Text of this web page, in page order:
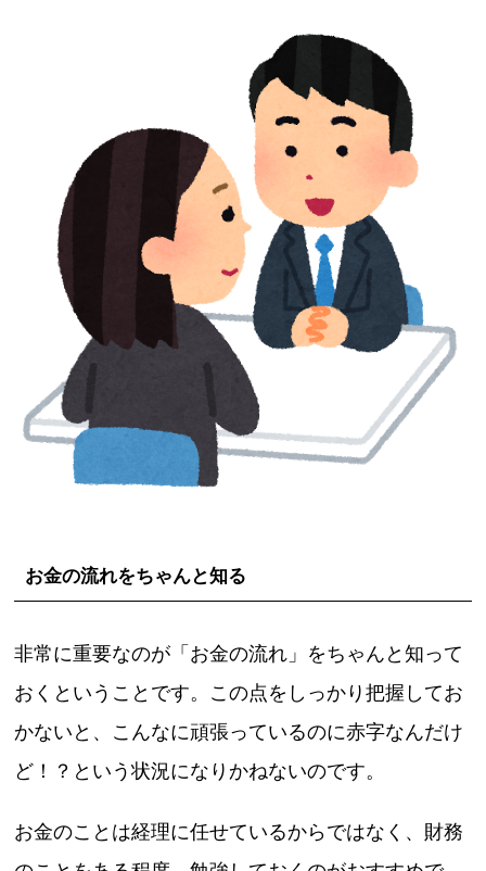
お金の流れをちゃんと知る
非常に重要なのが「お金の流れ」をちゃんと知って
おくということです。この点をしっかり把握してお
かないと、こんなに頑張っているのに赤字なんだけ
ど！？という状況になりかねないのです。
お金のことは経理に任せているからではなく、財務